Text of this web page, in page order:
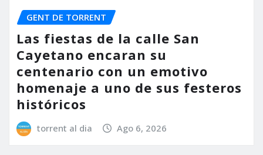
GENT DE TORRENT
Las fiestas de la calle San
Cayetano encaran su
centenario con un emotivo
homenaje a uno de sus festeros
históricos
torrent al dia Ago 6, 2026